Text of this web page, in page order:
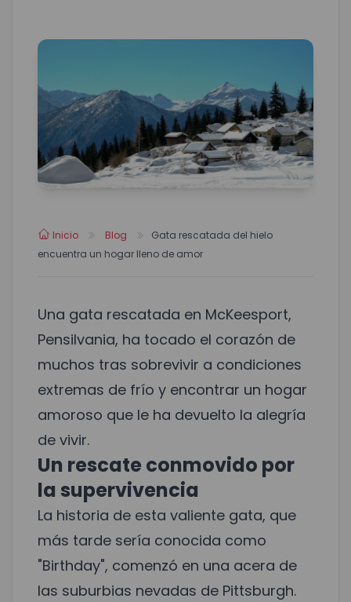
Inicio Blog
Gata rescatada del hielo
encuentra un hogar lleno de amor
Una gata rescatada en McKeesport,
Pensilvania, ha tocado el corazón de
muchos tras sobrevivir a condiciones
extremas de frío y encontrar un hogar
amoroso que le ha devuelto la alegría
de vivir.
Un rescate conmovido por
la supervivencia
La historia de esta valiente gata, que
más tarde sería conocida como
"Birthday", comenzó en una acera de
las suburbias nevadas de Pittsburgh.